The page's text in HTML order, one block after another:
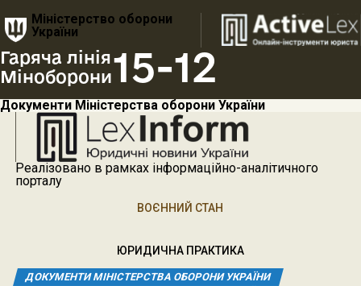
Міністерство оборони
України
Гаряча лінія
Міноборони15-12
Документи Міністерства оборони України
Реалізовано в рамках інформаційно-аналітичного
порталу
ВОЄННИЙ СТАН
ЮРИДИЧНА ПРАКТИКА
ДОКУМЕНТИ МІНІСТЕРСТВА ОБОРОНИ УКРАЇНИ